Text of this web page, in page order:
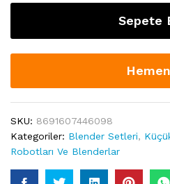
Azura/Krom
Set
A446-
Sepete
SKU: 8691607446098
Kategoriler: Blender Setleri,
Robotları Ve Blenderlar